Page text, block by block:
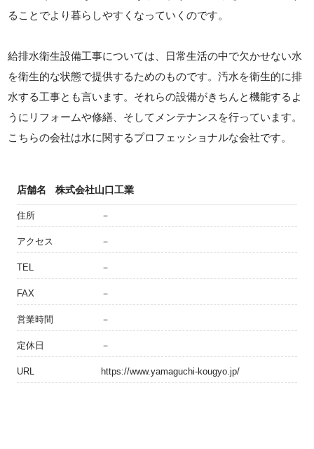
ることでより暮らしやすくなっていくのです。
給排水衛生設備工事については、日常生活の中で欠かせない水
を衛生的な状態で提供するためのものです。汚水を衛生的に排
水する工事とも言います。それらの設備がきちんと機能するよ
うにリフォームや修繕、そしてメンテナンスを行っています。
こちらの会社は水に関するプロフェッショナルな会社です。
店舗名 株式会社山口工業
住所 －
アクセス －
TEL －
FAX －
営業時間 －
定休日 －
URL https://www.yamaguchi-kougyo.jp/